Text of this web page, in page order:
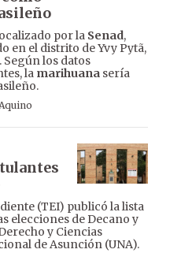
por la Senad,
en el distrito de Yvy Pytã,
. Según los datos
la marihuana sería
(TEI) publicó la lista
elecciones de Decano y
y Ciencias
de Asunción (UNA).